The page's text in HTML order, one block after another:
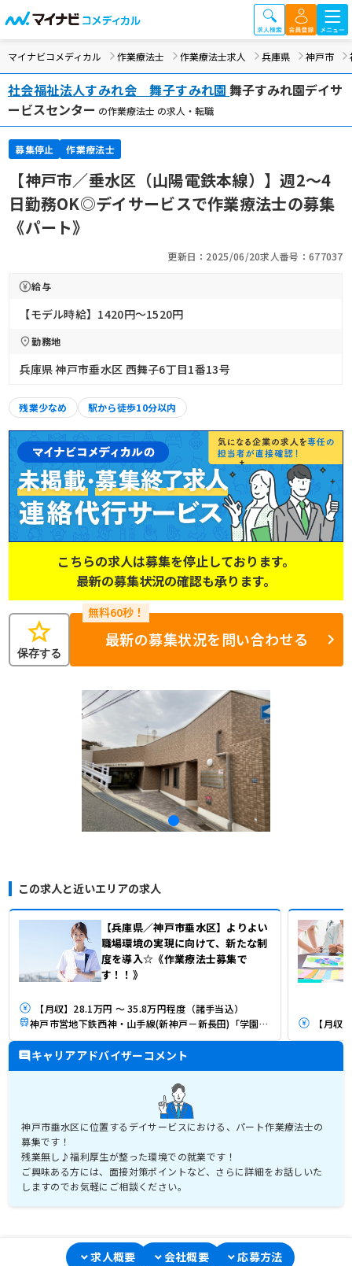
マイナビコメディカル 作業療法士 作業療法士求人 兵庫県 神戸市
社会福祉法人すみれ会 舞子すみれ園 舞子すみれ園デイサ
ービスセンター の作業療法士 の求人・転職
募集停止 作業療法士
【神戸市／垂水区（山陽電鉄本線）】週2～4
日勤務OK◎デイサービスで作業療法士の募集
《パート》
更新日：2025/06/20求人番号：677037
給与
【モデル時給】1420円〜1520円
勤務地
兵庫県 神戸市垂水区 西舞子6丁目1番13号
残業少なめ 駅から徒歩10分以内
こちらの求人は募集を停止しております。
最新の募集状況の確認も承ります。
star
保存する
最新の募集状況を問い合わせる
この求人と近いエリアの求人
【兵庫県／神戸市垂水区】よりよい
職場環境の実現に向けて、新たな制
度を導入☆《作業療法士募集で
す！！》
【月収】28.1万円 ～ 35.8万円程度（諸手当込）
神戸市営地下鉄西神・山手線(新神戸－新長田)「学園都市駅」（バス・車11分）
【月収
キャリアアドバイザーコメント
神戸市垂水区に位置するデイサービスにおける、パート作業療法士の
募集です！
残業無し♪福利厚生が整った環境での就業です！
ご興味ある方には、面接対策ポイントなど、さらに詳細をお話しいた
求人概要 会社概要 応募方法